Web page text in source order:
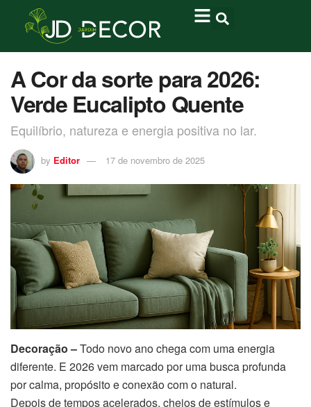
A Cor da sorte para 2026:
Verde Eucalipto Quente
Equilíbrio, natureza e energia positiva no lar.
by Editor 17 de novembro de 2025
Decoração –Todo novo ano chega com uma energia
diferente. E 2026 vem marcado por uma busca profunda
por calma, propósito e conexão com o natural.
Depois de tempos acelerados, cheios de estímulos e